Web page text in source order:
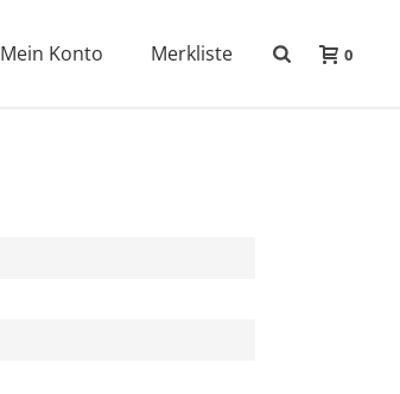
Mein Konto Merkliste 0